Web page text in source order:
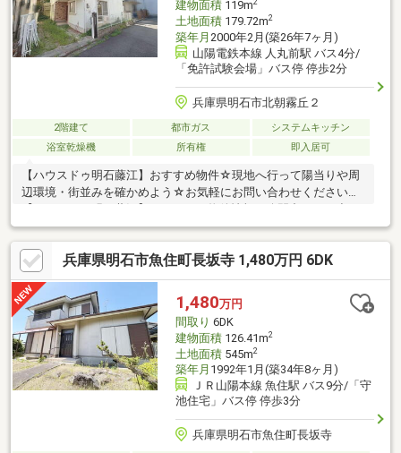
建物面積119m2
土地面積179.72m2
築年月 2000年2月(築26年7ヶ月)
山陽電鉄本線 人丸前駅 バス4分/
「免許試験会場」バス停 停歩2分
兵庫県明石市北朝霧丘２
2階建て 都市ガス
システムキッチン
浴室乾燥機
所有権 即入居可
【ハウスドゥ明石藤江】おすすめ物件☆現地へ行って陽当りや周
辺環境・街並みを確かめよう☆お気軽にお問い合わせください
【ハウスドゥ明石藤江】はすべての物件情報を公開中どんな小さ
な事でもご相談ください全力でお手伝い・サポートさせていただ
きます！～お客様のより近くにある安心・便利・信頼されるお店
づくりを展開中～
兵庫県明石市魚住町長坂寺 1,480万円 6DK
1,480万円
間取り 6DK
建物面積126.41m2
土地面積545m2
築年月 1992年1月(築34年8ヶ月)
ＪＲ山陽本線 魚住駅 バス9分/「守
池住宅」バス停 停歩3分
兵庫県明石市魚住町長坂寺